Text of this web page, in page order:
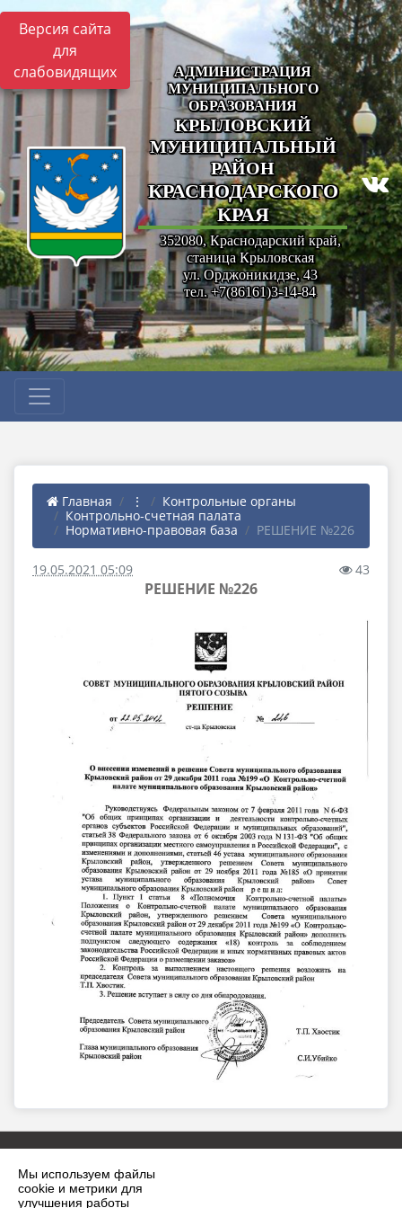
Мы используем файлы
cookie и метрики для
улучшения работы
Версия сайта
для
слабовидящих
АДМИНИСТРАЦИЯ
МУНИЦИПАЛЬНОГО
ОБРАЗОВАНИЯ
КРЫЛОВСКИЙ
МУНИЦИПАЛЬНЫЙ
РАЙОН
КРАСНОДАРСКОГО
КРАЯ
352080, Краснодарский край,
станица Крыловская
ул. Орджоникидзе, 43
тел. +7(86161)3-14-84
Главная ⋮
Контрольные органы
Контрольно-счетная палата
Нормативно-правовая база
РЕШЕНИЕ №226
19.05.2021 05:09 43
РЕШЕНИЕ №226